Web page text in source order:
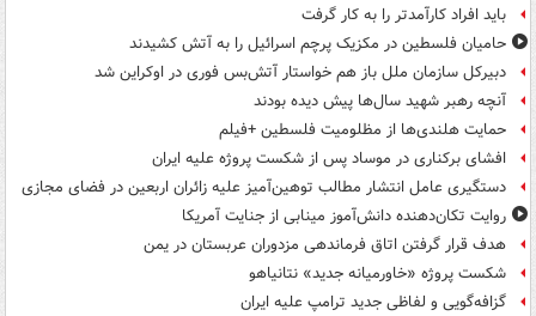
باید افراد کارآمدتر را به کار گرفت
حامیان فلسطین در مکزیک پرچم اسرائیل را به آتش کشیدند
دبیرکل سازمان ملل باز هم خواستار آتش‌بس فوری در اوکراین شد
آنچه رهبر شهید سال‌ها پیش دیده بودند
حمایت هلندی‌ها از مظلومیت فلسطین +فیلم
افشای برکناری در موساد پس از شکست پروژه علیه ایران
دستگیری عامل انتشار مطالب توهین‌آمیز علیه زائران اربعین در فضای مجازی
روایت تکان‌دهنده دانش‌آموز مینابی از جنایت آمریکا
هدف قرار گرفتن اتاق‌ فرماندهی مزدوران عربستان در یمن
شکست پروژه «خاورمیانه جدید» نتانیاهو
گزافه‌گویی و لفاظی جدید ترامپ علیه ایران